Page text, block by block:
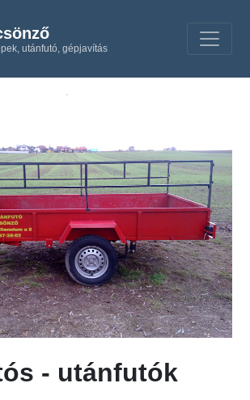
utánfutó, gépjavítás
- utánfutók